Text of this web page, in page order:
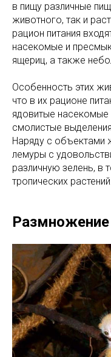
в пищу различные
животного, так и
рацион питания
насекомые и
ящериц, а также
Особенность этих
что в их рационе
ядовитые насекомые
смолистые
Наряду с объектами
лемуры с
различную зелень, в
тропических